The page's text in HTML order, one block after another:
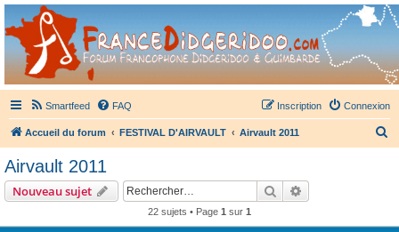
France Didgeridoo
Didgeridoo et Guimbarde sur France Didgeridoo - retrouvez la communauté.
Smartfeed FAQ Connexion
Inscription
Accueil du forum FESTIVAL D'AIRVAULT Airvault 2011
Airvault 2011
Nouveau sujet Rechercher
22 sujets • Page 1 sur 1